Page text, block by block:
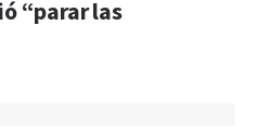
“parar las